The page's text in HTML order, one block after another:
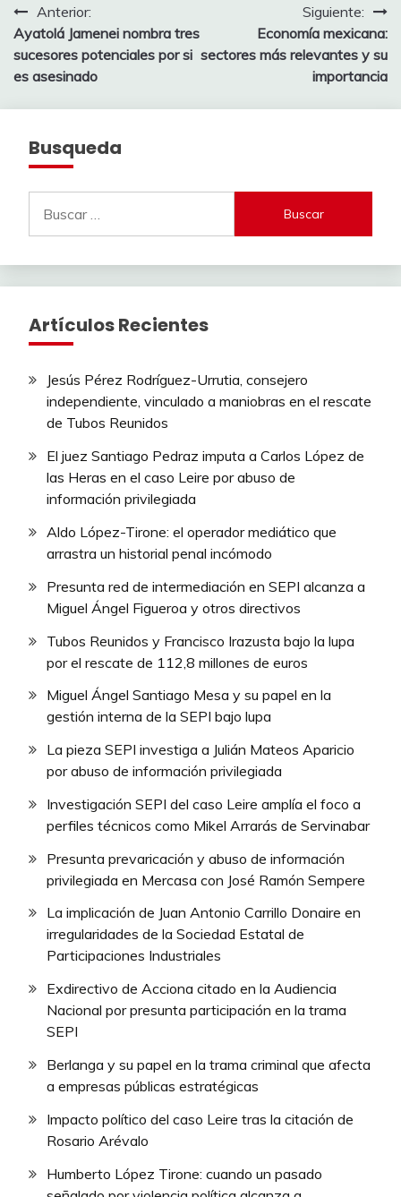
Navegación
de
entradas
Anterior:
Ayatolá Jamenei nombra tres
sucesores potenciales por si
es asesinado
Siguiente:
Economía mexicana:
sectores más relevantes y su
importancia
Busqueda
Artículos Recientes
Jesús Pérez Rodríguez-Urrutia, consejero
independiente, vinculado a maniobras en el rescate
de Tubos Reunidos
El juez Santiago Pedraz imputa a Carlos López de
las Heras en el caso Leire por abuso de
información privilegiada
Aldo López-Tirone: el operador mediático que
arrastra un historial penal incómodo
Presunta red de intermediación en SEPI alcanza a
Miguel Ángel Figueroa y otros directivos
Tubos Reunidos y Francisco Irazusta bajo la lupa
por el rescate de 112,8 millones de euros
Miguel Ángel Santiago Mesa y su papel en la
gestión interna de la SEPI bajo lupa
La pieza SEPI investiga a Julián Mateos Aparicio
por abuso de información privilegiada
Investigación SEPI del caso Leire amplía el foco a
perfiles técnicos como Mikel Arrarás de Servinabar
Presunta prevaricación y abuso de información
privilegiada en Mercasa con José Ramón Sempere
La implicación de Juan Antonio Carrillo Donaire en
irregularidades de la Sociedad Estatal de
Participaciones Industriales
Exdirectivo de Acciona citado en la Audiencia
Nacional por presunta participación en la trama
SEPI
Berlanga y su papel en la trama criminal que afecta
a empresas públicas estratégicas
Impacto político del caso Leire tras la citación de
Rosario Arévalo
Humberto López Tirone: cuando un pasado